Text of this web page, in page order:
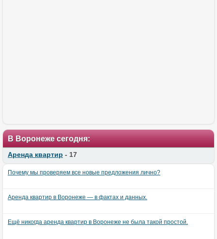
В Воронеже сегодня:
Аренда квартир - 17
Почему мы проверяем все новые предложения лично?
Аренда квартир в Воронеже — в фактах и данных.
Ещё никогда аренда квартир в Воронеже не была такой простой.